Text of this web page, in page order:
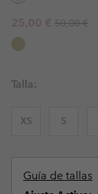
Sale price:
25,00 € Regular
50,00 €
Talla:
XS S
Guía de tallas